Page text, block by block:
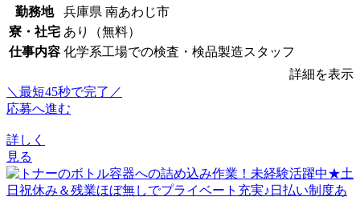
勤務地
兵庫県 南あわじ市
寮・社宅 あり（無料）
仕事内容 化学系工場での検査・検品製造スタッフ
詳細を表示
＼最短45秒で完了／
応募へ進む
詳しく
見る